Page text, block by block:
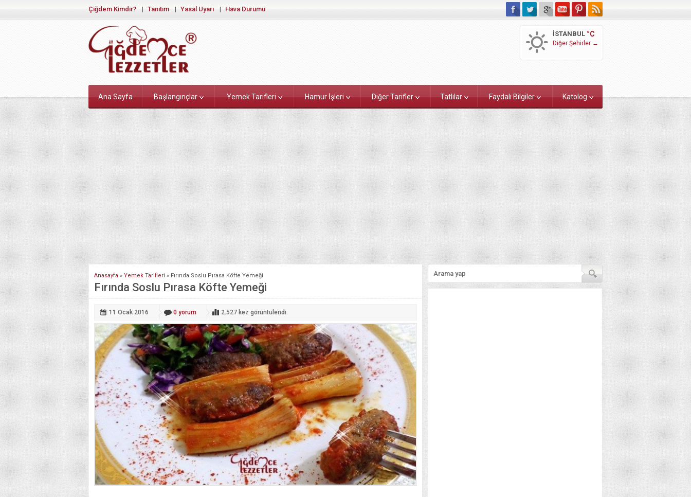
Çiğdem Kimdir? Tanıtım Yasal Uyarı Hava Durumu
İSTANBUL °C
Diğer Şehirler →
Ana Sayfa Başlangınçlar Yemek Tarifleri Hamur İşleri Diğer Tarifler Tatlılar Faydalı Bilgiler Katolog
Anasayfa » Yemek Tarifleri » Fırında Soslu Pırasa Köfte Yemeği
Fırında Soslu Pırasa Köfte Yemeği
11 Ocak 2016 0 yorum 2.527 kez görüntülendi.